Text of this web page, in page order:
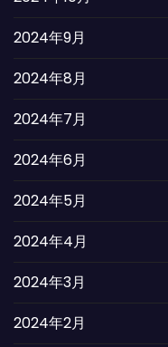
2024年9月
2024年8月
2024年7月
2024年6月
2024年5月
2024年4月
2024年3月
2024年2月